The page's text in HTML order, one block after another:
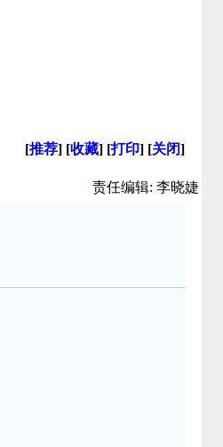
[推荐] [收藏] [打印] [关闭]
责任编辑: 李晓婕